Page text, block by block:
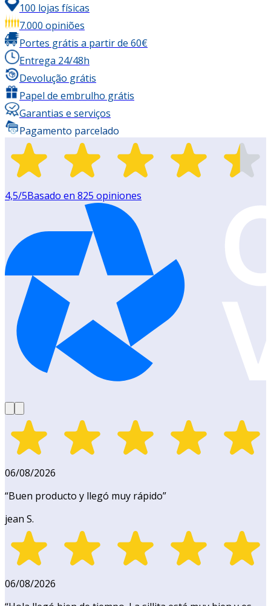
100 lojas físicas
7.000 opiniões
Portes grátis a partir de 60€
Entrega 24/48h
Devolução grátis
Papel de embrulho grátis
Garantias e serviços
Pagamento parcelado
4,5/5Basado en 825 opiniones
06/08/2026
“Buen producto y llegó muy rápido”
jean S.
06/08/2026